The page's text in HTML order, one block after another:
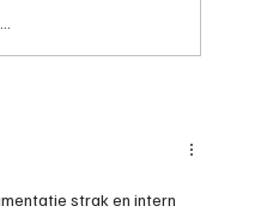
is het zeker
strak en intern